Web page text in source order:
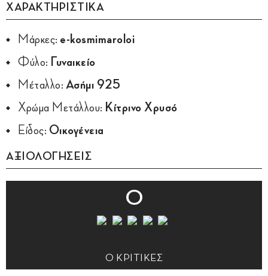
ΧΑΡΑΚΤΗΡΙΣΤΙΚΑ
Μάρκες: e-kosmimaroloi
Φύλο:
Γυναικείο
Μέταλλο: Ασήμι 925
Χρώμα Μετάλλου: Κίτρινο Χρυσό
Είδος: Οικογένεια
ΑΞΙΟΛΟΓΗΣΕΙΣ
0
0 ΚΡΙΤΙΚΕΣ